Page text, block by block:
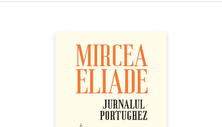
răsăritene. Au continuat să cultive arta ecleziastică de tradiție
bizantină în forme deseori originale și remarcabile, așa cum
sperăm să se convingă cititorul, însoțindu-ne într-un amplu
periplu imagistic ce ne va purta atât prin lăcașurile închinate,
răspândite de-a lungul și de-a latul Țărilor Române, cât și pe
meleagurile Orientului ortodox.“ — TUDOR DINU